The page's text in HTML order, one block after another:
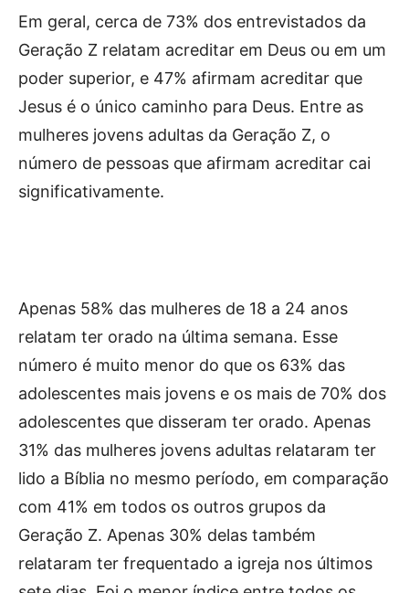
Em geral, cerca de 73% dos entrevistados da
Geração Z relatam acreditar em Deus ou em um
poder superior, e 47% afirmam acreditar que
Jesus é o único caminho para Deus. Entre as
mulheres jovens adultas da Geração Z, o
número de pessoas que afirmam acreditar cai
significativamente.
Apenas 58% das mulheres de 18 a 24 anos
relatam ter orado na última semana. Esse
número é muito menor do que os 63% das
adolescentes mais jovens e os mais de 70% dos
adolescentes que disseram ter orado. Apenas
31% das mulheres jovens adultas relataram ter
lido a Bíblia no mesmo período, em comparação
com 41% em todos os outros grupos da
Geração Z. Apenas 30% delas também
relataram ter frequentado a igreja nos últimos